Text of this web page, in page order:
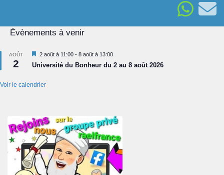
Évènements à venir
AOÛT
2
Mis
en
avant
2 août à 11:00 - 8 août à 13:00
Université du Bonheur du 2 au 8 août 2026
Voir le calendrier